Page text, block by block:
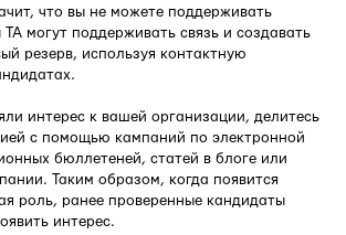
что вы не можете поддерживать
могут поддерживать связь и создавать
резерв, используя контактную
интерес к вашей организации, делитесь
с помощью кампаний по электронной
бюллетеней, статей в блоге или
Таким образом, когда появится
роль, ранее проверенные кандидаты
интерес.